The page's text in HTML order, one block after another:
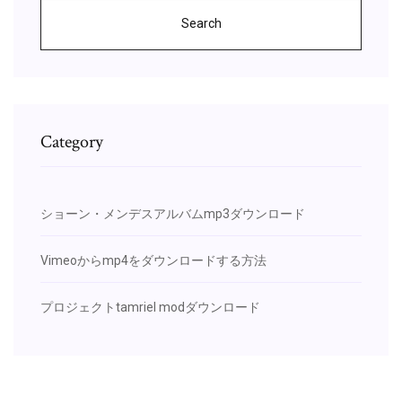
Search
Category
ショーン・メンデスアルバムmp3ダウンロード
Vimeoからmp4をダウンロードする方法
プロジェクトtamriel modダウンロード